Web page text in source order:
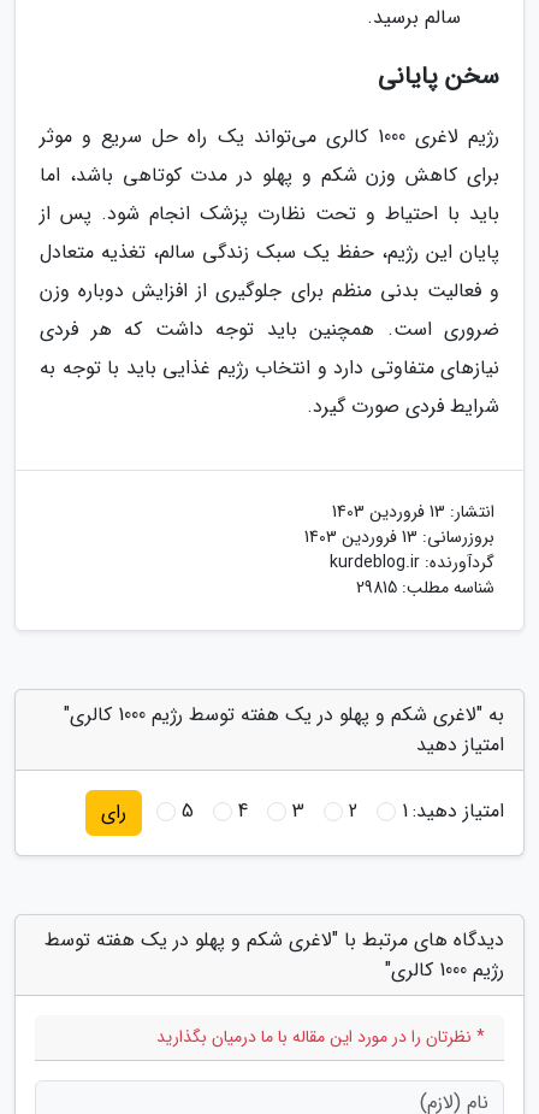
سالم برسید.
سخن پایانی
رژیم لاغری 1000 کالری می‌تواند یک راه حل سریع و موثر
برای کاهش وزن شکم و پهلو در مدت کوتاهی باشد، اما
باید با احتیاط و تحت نظارت پزشک انجام شود. پس از
پایان این رژیم، حفظ یک سبک زندگی سالم، تغذیه متعادل
و فعالیت بدنی منظم برای جلوگیری از افزایش دوباره وزن
ضروری است. همچنین باید توجه داشت که هر فردی
نیازهای متفاوتی دارد و انتخاب رژیم غذایی باید با توجه به
شرایط فردی صورت گیرد.
انتشار: 13 فروردین 1403
بروزرسانی: 13 فروردین 1403
گردآورنده: kurdeblog.ir
شناسه مطلب: 29815
به "لاغری شکم و پهلو در یک هفته توسط رژیم 1000 کالری"
امتیاز دهید
امتیاز دهید:1
2
3
4
5 رای
دیدگاه های مرتبط با "لاغری شکم و پهلو در یک هفته توسط
رژیم 1000 کالری"
* نظرتان را در مورد این مقاله با ما درمیان بگذارید